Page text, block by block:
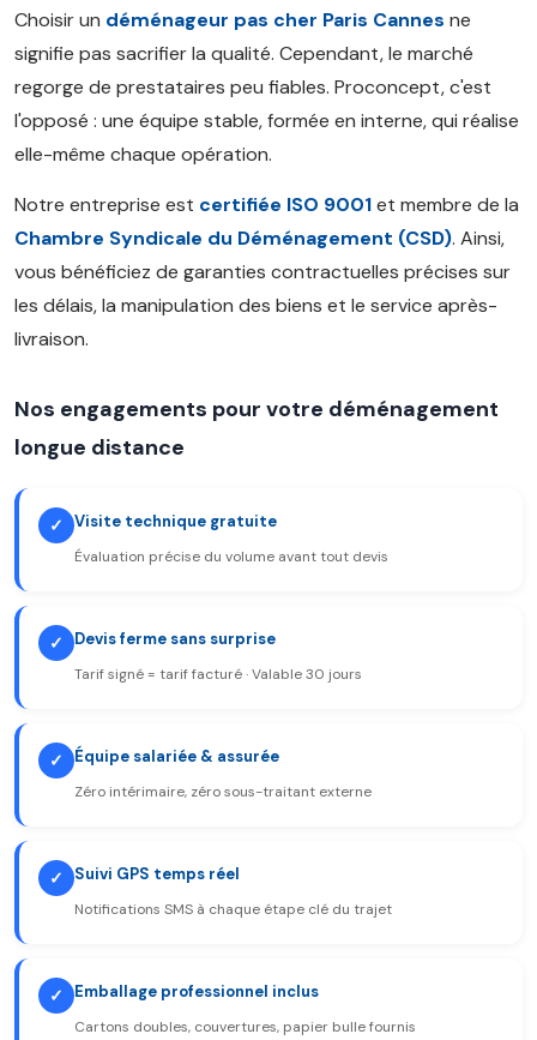
Choisir un déménageur pas cher Paris Cannes ne
signifie pas sacrifier la qualité. Cependant, le marché
regorge de prestataires peu fiables. Proconcept, c'est
l'opposé : une équipe stable, formée en interne, qui réalise
elle-même chaque opération.
Notre entreprise est certifiée ISO 9001et membre de la
Chambre Syndicale du Déménagement (CSD). Ainsi,
vous bénéficiez de garanties contractuelles précises sur
les délais, la manipulation des biens et le service après-
livraison.
Nos engagements pour votre déménagement
longue distance
✓ Visite technique gratuite
Évaluation précise du volume avant tout devis
✓ Devis ferme sans surprise
Tarif signé = tarif facturé · Valable 30 jours
✓ Équipe salariée & assurée
Zéro intérimaire, zéro sous-traitant externe
✓ Suivi GPS temps réel
Notifications SMS à chaque étape clé du trajet
✓ Emballage professionnel inclus
Cartons doubles, couvertures, papier bulle fournis